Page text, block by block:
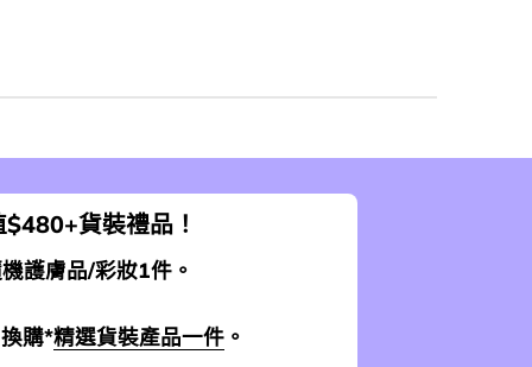
貨裝禮品！
護膚品/彩妝1件。
購*精選貨裝產品一件 。